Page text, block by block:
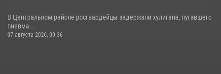
В Центральном районе росгвардейцы задержали хулигана, пугавшего
пневма...
07 августа 2026, 09:36